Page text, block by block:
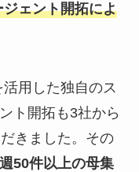
ェント開拓によ
用した独自のス
ト開拓も3社から
きました。その
50件以上の母集